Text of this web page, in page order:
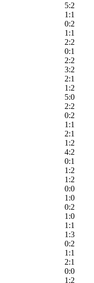
5:2
1:1
0:2
1:1
2:2
0:1
2:2
3:2
2:1
1:2
5:0
2:2
0:2
1:1
2:1
1:2
4:2
0:1
1:2
1:2
0:0
1:0
0:2
1:0
1:1
1:3
0:2
1:1
2:1
0:0
1:2